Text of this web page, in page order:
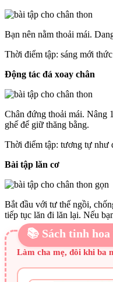
Bạn nên nằm thoải mái.
Thời điểm tập: sáng mới
Động tác đá xoay chân
Chân đứng thoải mái. Nâng
ghế để giữ thăng bằng.
Thời điểm tập: tương tự như
Bài tập lăn cơ
Bắt đầu với tư thế ngồi,
tiếp tục lăn đi lăn lại. Nếu
📚 Sách tinh hoa
Làm cha mẹ, đôi khi ba